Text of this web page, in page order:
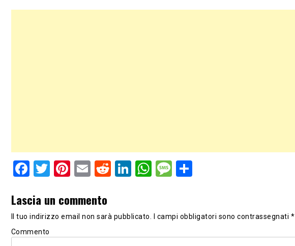
Facebook
Twitter
Pinterest
EmailRedditLinkedIn
WhatsApp
Message
Share
Lascia un commento
Il tuo indirizzo email non sarà pubblicato. I campi obbligatori sono contrassegnati *
Commento